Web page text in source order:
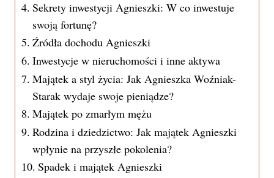
Sekrety inwestycji Agnieszki: W co inwestuje
swoją fortunę?
Źródła dochodu Agnieszki
Inwestycje w nieruchomości i inne aktywa
Majątek a styl życia: Jak Agnieszka Woźniak-
Starak wydaje swoje pieniądze?
Majątek po zmarłym mężu
Rodzina i dziedzictwo: Jak majątek Agnieszki
wpłynie na przyszłe pokolenia?
Spadek i majątek Agnieszki